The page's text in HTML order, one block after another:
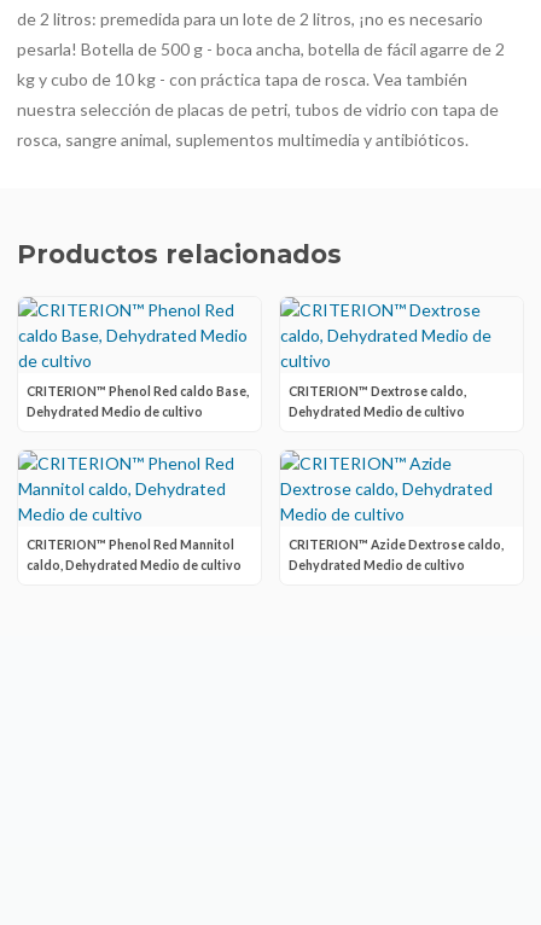
de 2 litros: premedida para un lote de 2 litros, ¡no es necesario
pesarla! Botella de 500 g - boca ancha, botella de fácil agarre de 2
kg y cubo de 10 kg - con práctica tapa de rosca. Vea también
nuestra selección de placas de petri, tubos de vidrio con tapa de
rosca, sangre animal, suplementos multimedia y antibióticos.
Productos relacionados
CRITERION™ Phenol Red caldo Base,
Dehydrated Medio de cultivo
CRITERION™ Dextrose caldo,
Dehydrated Medio de cultivo
CRITERION™ Phenol Red Mannitol
caldo, Dehydrated Medio de cultivo
CRITERION™ Azide Dextrose caldo,
Dehydrated Medio de cultivo